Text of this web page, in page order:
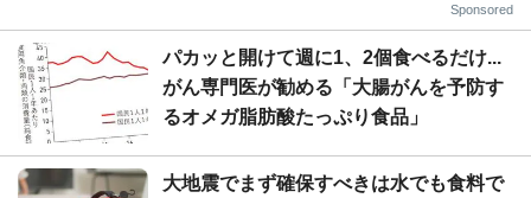
Sponsored
パカッと開けて週に1、2個食べるだけ...
がん専門医が勧める「大腸がんを予防す
るオメガ脂肪酸たっぷり食品」
大地震でまず確保すべきは水でも食料で